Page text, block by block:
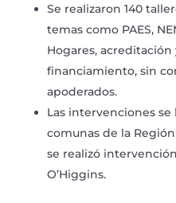
Se realizaron 140
temas como PAES,
Hogares, acreditación
financiamiento, sin
apoderados.
Las intervenciones se
comunas de la
se realizó
O’Higgins.